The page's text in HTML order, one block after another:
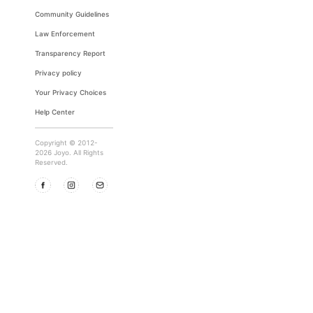
Community Guidelines
Law Enforcement
Transparency Report
Privacy policy
Your Privacy Choices
Help Center
Copyright © 2012-
2026 Joyo. All Rights
Reserved.